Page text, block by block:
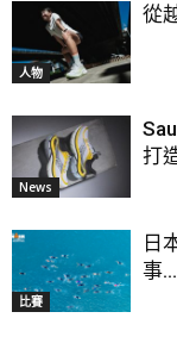
人物
從
News
打
比賽
日
事...